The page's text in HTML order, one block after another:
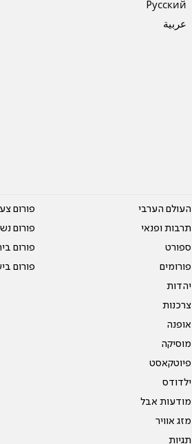
Pусский
عربية
העולם הערבי
תרבות ופנאי
ספורט
פורומים
יהדות
צרכנות
אופנה
מוסיקה
פיוטקאסט
ילדודס
מודעות אבל
מזג אוויר
תגיות
פורום
פורום
פורום
פורום